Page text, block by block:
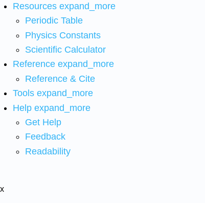
Resources expand_more
Periodic Table
Physics Constants
Scientific Calculator
Reference expand_more
Reference & Cite
Tools expand_more
Help expand_more
Get Help
Feedback
Readability
x